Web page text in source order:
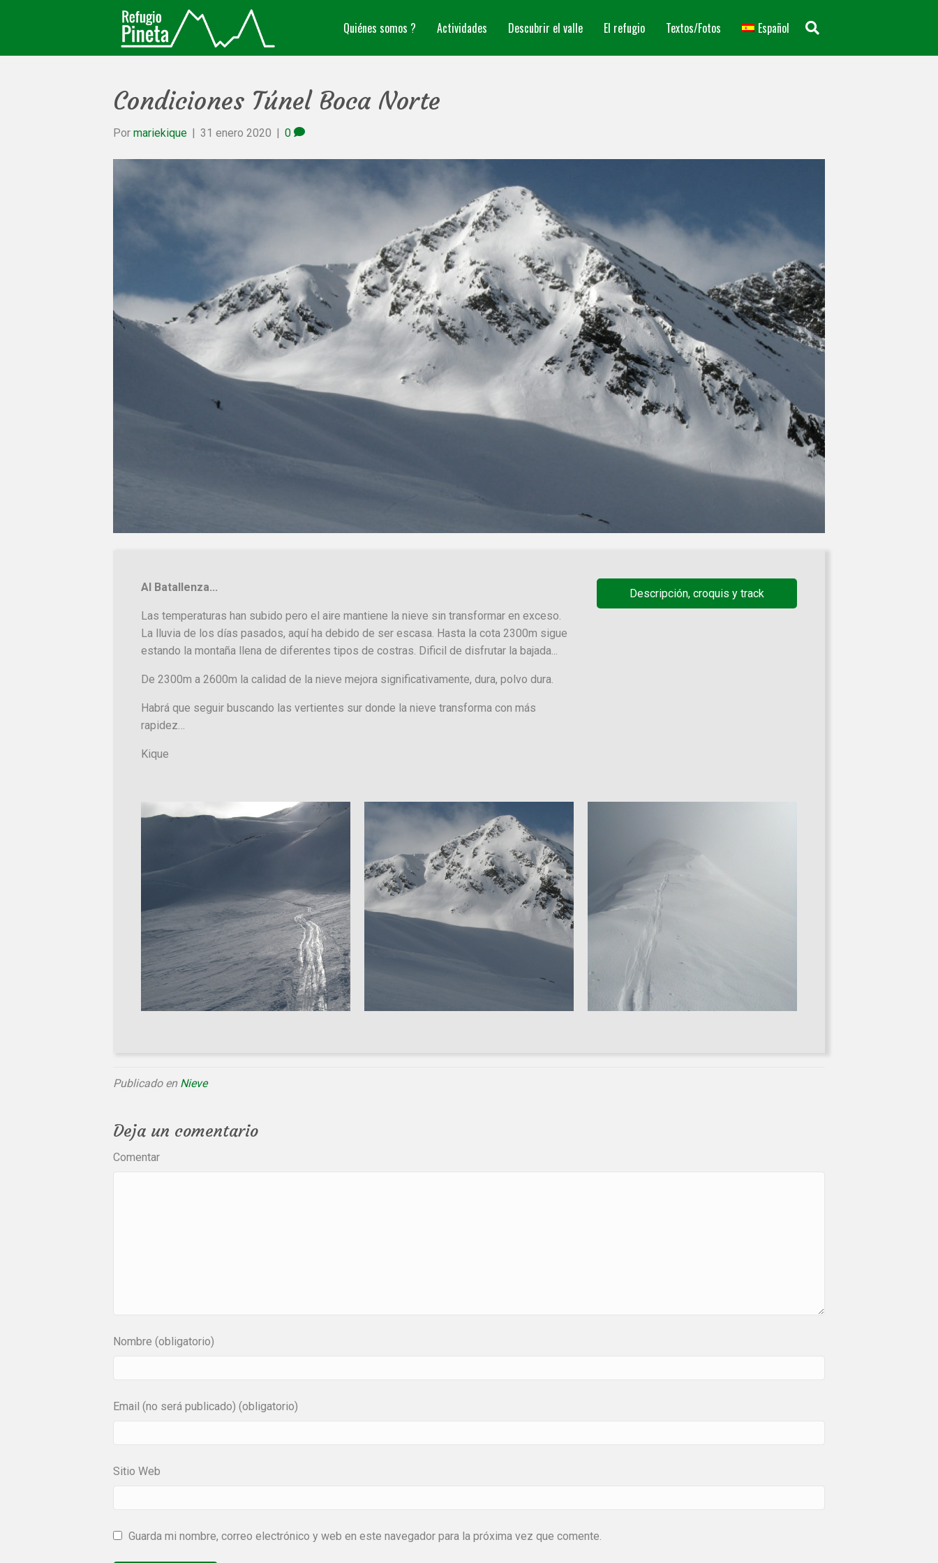
Quiénes somos ? Actividades Descubrir el valle El refugio Textos/Fotos Español
Condiciones Túnel Boca Norte
Por mariekique | 31 enero 2020 | 0
Al Batallenza...
Las temperaturas han subido pero el aire mantiene la nieve sin transformar en exceso.
La lluvia de los días pasados, aquí ha debido de ser escasa. Hasta la cota 2300m sigue
estando la montaña llena de diferentes tipos de costras. Dificil de disfrutar la bajada...
De 2300m a 2600m la calidad de la nieve mejora significativamente, dura, polvo dura.
Habrá que seguir buscando las vertientes sur donde la nieve transforma con más
rapidez…
Kique
Descripción, croquis y track
Publicado en Nieve
Deja un comentario
Comentar
Nombre (obligatorio)
Email (no será publicado) (obligatorio)
Sitio Web
Guarda mi nombre, correo electrónico y web en este navegador para la próxima vez que comente.